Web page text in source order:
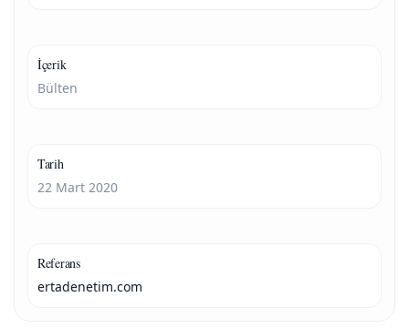
İçerik
Bülten
Tarih
22 Mart 2020
Referans
ertadenetim.com